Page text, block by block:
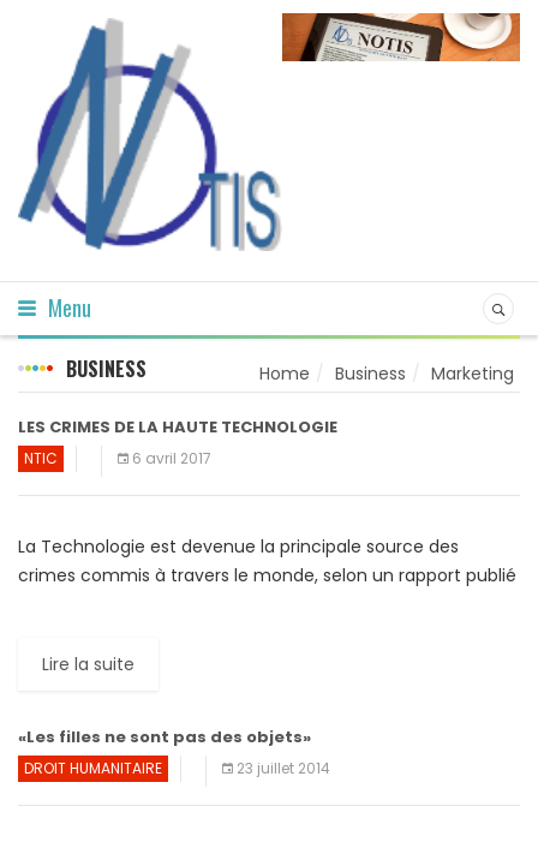
Menu
BUSINESS Home Business Marketing
LES CRIMES DE LA HAUTE TECHNOLOGIE
NTIC 6 avril 2017
La Technologie est devenue la principale source des
crimes commis à travers le monde, selon un rapport publié
Lire la suite
«Les filles ne sont pas des objets»
DROIT HUMANITAIRE 23 juillet 2014